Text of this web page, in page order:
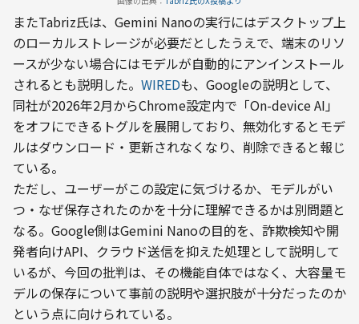
またTabriz氏は、Gemini Nanoの実行にはデスクトップ上
のローカルストレージが必要だとしたうえで、端末のリソ
ースが少ない場合にはモデルが自動的にアンインストール
されるとも説明した。 WIREDも、Googleの説明として、
同社が2026年2月からChrome設定内で「On-device AI」
をオフにできるトグルを展開しており、無効化するとモデ
ルはダウンロード・更新されなくなり、削除できると報じ
ている。
ただし、ユーザーがこの設定に気づけるか、モデルがい
つ・なぜ保存されたのかを十分に理解できるかは別問題と
なる。Google側はGemini Nanoの目的を、詐欺検知や開
発者向けAPI、クラウド送信を抑えた処理として説明して
いるが、今回の批判は、その機能自体ではなく、大容量モ
デルの保存について事前の説明や選択肢が十分だったのか
という点に向けられている。